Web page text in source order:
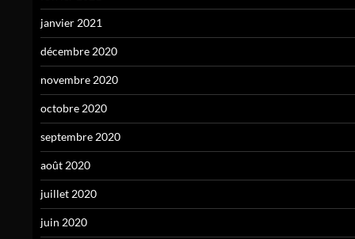
janvier 2021
décembre 2020
novembre 2020
octobre 2020
septembre 2020
août 2020
juillet 2020
juin 2020